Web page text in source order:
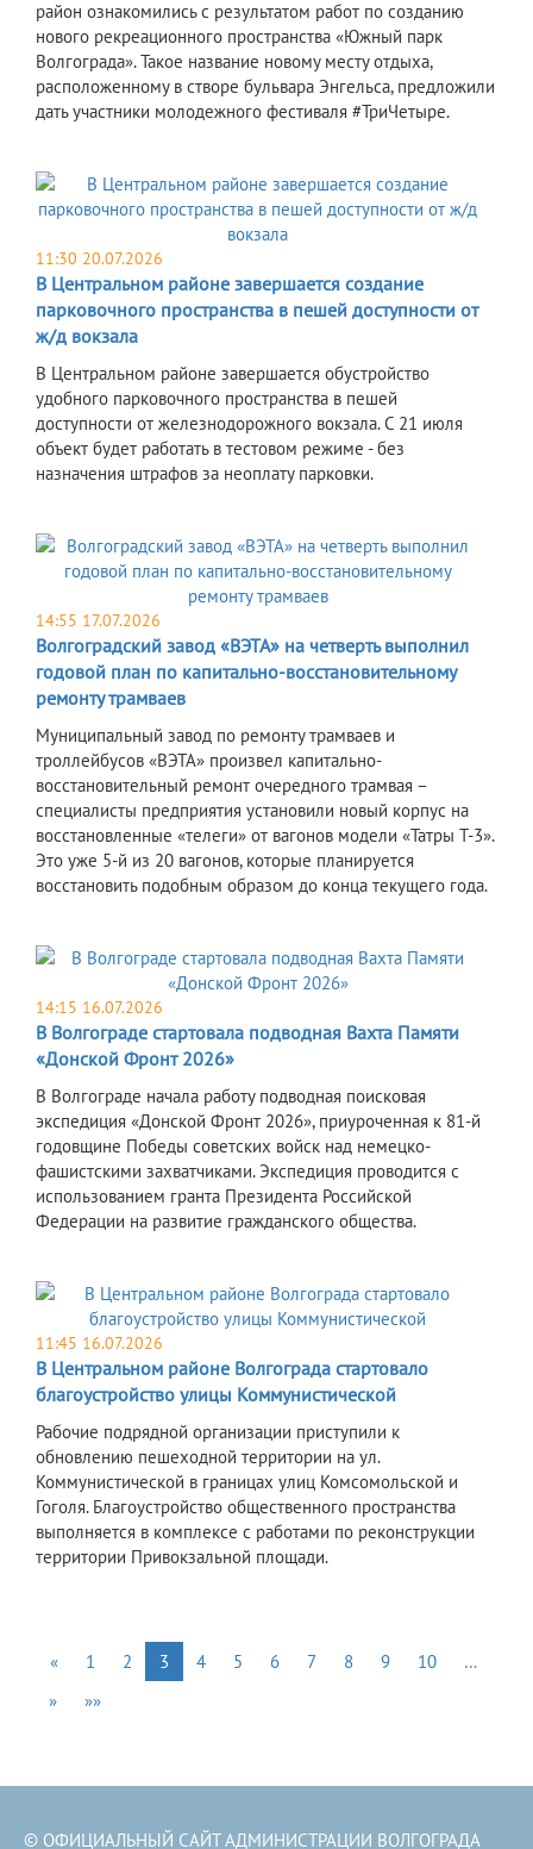
район ознакомились с результатом работ по созданию
нового рекреационного пространства «Южный парк
Волгограда». Такое название новому месту отдыха,
расположенному в створе бульвара Энгельса, предложили
дать участники молодежного фестиваля #ТриЧетыре.
11:30 20.07.2026
В Центральном районе завершается создание
парковочного пространства в пешей доступности от
ж/д вокзала
В Центральном районе завершается обустройство
удобного парковочного пространства в пешей
доступности от железнодорожного вокзала. С 21 июля
объект будет работать в тестовом режиме - без
назначения штрафов за неоплату парковки.
14:55 17.07.2026
Волгоградский завод «ВЭТА» на четверть выполнил
годовой план по капитально-восстановительному
ремонту трамваев
Муниципальный завод по ремонту трамваев и
троллейбусов «ВЭТА» произвел капитально-
восстановительный ремонт очередного трамвая –
специалисты предприятия установили новый корпус на
восстановленные «телеги» от вагонов модели «Татры Т-3».
Это уже 5-й из 20 вагонов, которые планируется
восстановить подобным образом до конца текущего года.
14:15 16.07.2026
В Волгограде стартовала подводная Вахта Памяти
«Донской Фронт 2026»
В Волгограде начала работу подводная поисковая
экспедиция «Донской Фронт 2026», приуроченная к 81-й
годовщине Победы советских войск над немецко-
фашистскими захватчиками. Экспедиция проводится с
использованием гранта Президента Российской
Федерации на развитие гражданского общества.
11:45 16.07.2026
В Центральном районе Волгограда стартовало
благоустройство улицы Коммунистической
Рабочие подрядной организации приступили к
обновлению пешеходной территории на ул.
Коммунистической в границах улиц Комсомольской и
Гоголя. Благоустройство общественного пространства
выполняется в комплексе с работами по реконструкции
территории Привокзальной площади.
« 1 2 3 4 5 6 7 8 9 10
…
»
»»
© ОФИЦИАЛЬНЫЙ САЙТ АДМИНИСТРАЦИИ ВОЛГОГРАДА